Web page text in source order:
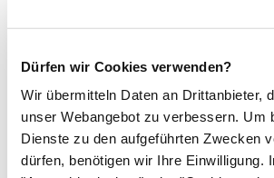
Dürfen wir Cookies verwenden?
Wir übermitteln Daten an Drittanbieter,
unser Webangebot zu verbessern. Um
Dienste zu den aufgeführten Zwecken
dürfen, benötigen wir Ihre Einwilligung.
Kritisch gelesen hatten die
weist einige qualitative Mängel
Überprüfung der Studie kam zu
Ergebnissen:
Die Studie hat zahlreiche